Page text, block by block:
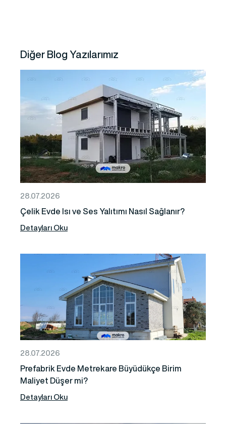
Diğer Blog Yazılarımız
28.07.2026
Çelik Evde Isı ve Ses Yalıtımı Nasıl Sağlanır?
Detayları Oku
28.07.2026
Prefabrik Evde Metrekare Büyüdükçe Birim
Maliyet Düşer mi?
Detayları Oku